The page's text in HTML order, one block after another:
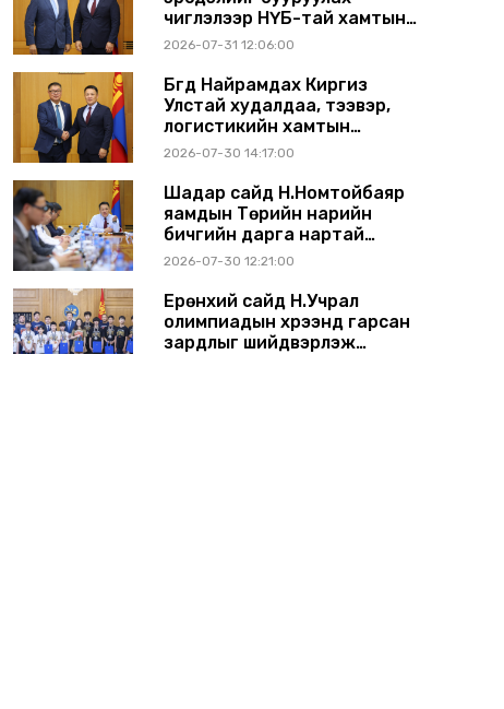
чиглэлээр НҮБ-тай хамтын
ажиллагаагаа өргөжүүлэхээр
2026-07-31 12:06:00
Бүгд Найрамдах Киргиз
Улстай худалдаа, тээвэр,
логистикийн хамтын
ажиллагааг өргөжүүлнэ
2026-07-30 14:17:00
Шадар сайд Н.Номтойбаяр
яамдын Төрийн нарийн
бичгийн дарга нартай
шуурхай хуралдлаа
2026-07-30 12:21:00
Ерөнхий сайд Н.Учрал
олимпиадын хүрээнд гарсан
зардлыг шийдвэрлэж